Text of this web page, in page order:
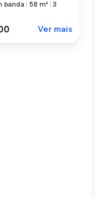
banda |58 m² |3
Ver mais